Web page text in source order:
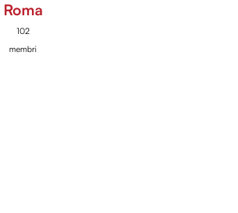
Roma
102
membri